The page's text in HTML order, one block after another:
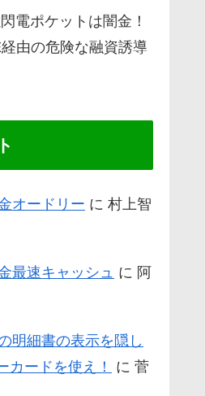
電ポケットは闇金！
由の危険な融資誘導
オードリー に 村上智
最速キャッシュ に 阿
明細書の表示を隠し
カードを使え！
に 菅